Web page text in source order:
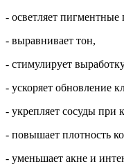
- осветляет пигментные
- выравнивает тон,
- стимулирует
- ускоряет обновление
- укрепляет сосуды при
- повышает плотность
- уменьшает акне и